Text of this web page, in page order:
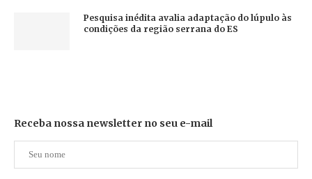
Pesquisa inédita avalia adaptação do lúpulo às
condições da região serrana do ES
Receba nossa newsletter no seu e-mail